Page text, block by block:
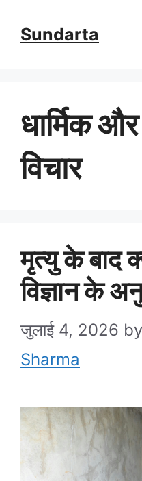
Sundarta
धार्मिक
विचार
मृत्यु के बाद
विज्ञान के
जुलाई 4, 2026 by
Sharma